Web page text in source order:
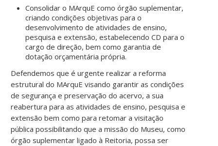
Consolidar o MArquE como órgão suplementar,
criando condições objetivas para o
desenvolvimento de atividades de ensino,
pesquisa e extensão, estabelecendo CD para o
cargo de direção, bem como garantia de
dotação orçamentária própria.
Defendemos que é urgente realizar a reforma
estrutural do MArquE visando garantir as condições
de segurança e preservação do acervo, a sua
reabertura para as atividades de ensino, pesquisa e
extensão bem como para retomar a visitação
pública possibilitando que a missão do Museu, como
órgão suplementar ligado à Reitoria, possa ser